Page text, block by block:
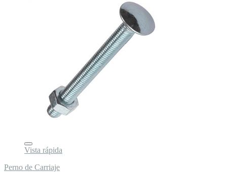
Vista rápida
Perno de Carriaje